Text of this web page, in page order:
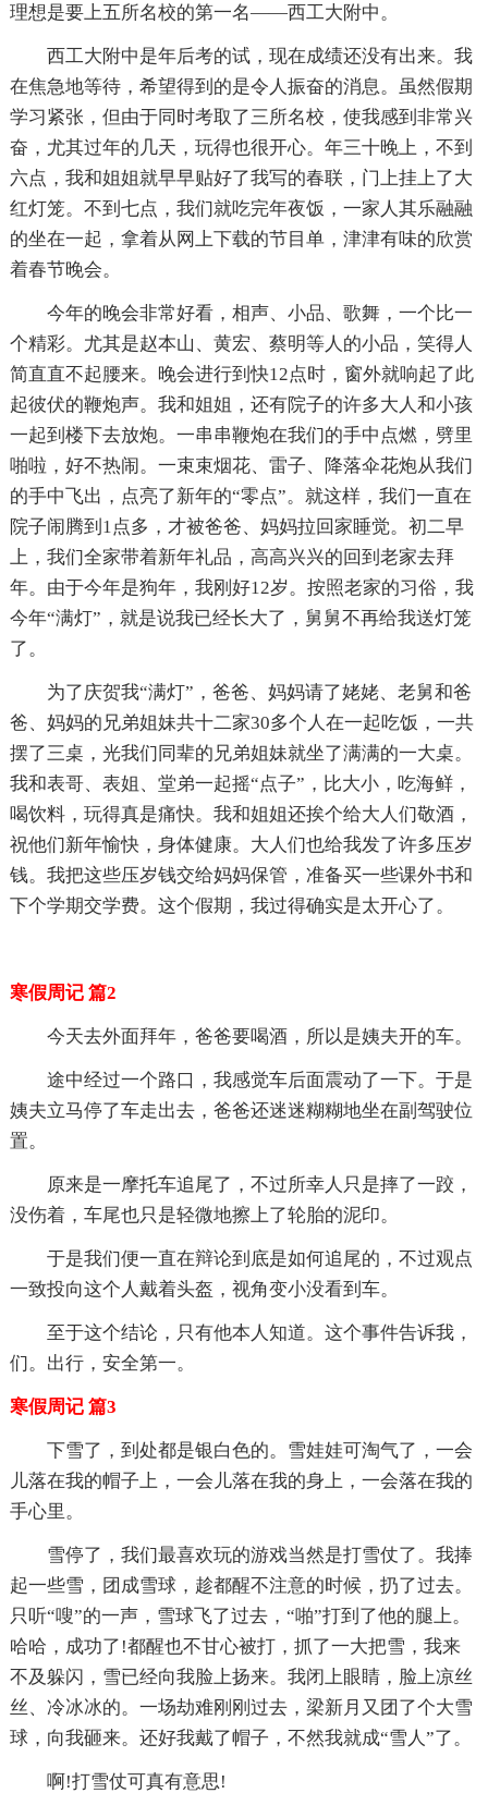
理想是要上五所名校的第一名——西工大附中。
西工大附中是年后考的试，现在成绩还没有出来。我
在焦急地等待，希望得到的是令人振奋的消息。虽然假期
学习紧张，但由于同时考取了三所名校，使我感到非常兴
奋，尤其过年的几天，玩得也很开心。年三十晚上，不到
六点，我和姐姐就早早贴好了我写的春联，门上挂上了大
红灯笼。不到七点，我们就吃完年夜饭，一家人其乐融融
的坐在一起，拿着从网上下载的节目单，津津有味的欣赏
着春节晚会。
今年的晚会非常好看，相声、小品、歌舞，一个比一
个精彩。尤其是赵本山、黄宏、蔡明等人的小品，笑得人
简直直不起腰来。晚会进行到快12点时，窗外就响起了此
起彼伏的鞭炮声。我和姐姐，还有院子的许多大人和小孩
一起到楼下去放炮。一串串鞭炮在我们的手中点燃，劈里
啪啦，好不热闹。一束束烟花、雷子、降落伞花炮从我们
的手中飞出，点亮了新年的“零点”。就这样，我们一直在
院子闹腾到1点多，才被爸爸、妈妈拉回家睡觉。初二早
上，我们全家带着新年礼品，高高兴兴的回到老家去拜
年。由于今年是狗年，我刚好12岁。按照老家的习俗，我
今年“满灯”，就是说我已经长大了，舅舅不再给我送灯笼
了。
为了庆贺我“满灯”，爸爸、妈妈请了姥姥、老舅和爸
爸、妈妈的兄弟姐妹共十二家30多个人在一起吃饭，一共
摆了三桌，光我们同辈的兄弟姐妹就坐了满满的一大桌。
我和表哥、表姐、堂弟一起摇“点子”，比大小，吃海鲜，
喝饮料，玩得真是痛快。我和姐姐还挨个给大人们敬酒，
祝他们新年愉快，身体健康。大人们也给我发了许多压岁
钱。我把这些压岁钱交给妈妈保管，准备买一些课外书和
下个学期交学费。这个假期，我过得确实是太开心了。
寒假周记 篇2
今天去外面拜年，爸爸要喝酒，所以是姨夫开的车。
途中经过一个路口，我感觉车后面震动了一下。于是
姨夫立马停了车走出去，爸爸还迷迷糊糊地坐在副驾驶位
置。
原来是一摩托车追尾了，不过所幸人只是摔了一跤，
没伤着，车尾也只是轻微地擦上了轮胎的泥印。
于是我们便一直在辩论到底是如何追尾的，不过观点
一致投向这个人戴着头盔，视角变小没看到车。
至于这个结论，只有他本人知道。这个事件告诉我，
们。出行，安全第一。
寒假周记 篇3
下雪了，到处都是银白色的。雪娃娃可淘气了，一会
儿落在我的帽子上，一会儿落在我的身上，一会落在我的
手心里。
雪停了，我们最喜欢玩的游戏当然是打雪仗了。我捧
起一些雪，团成雪球，趁都醒不注意的时候，扔了过去。
只听“嗖”的一声，雪球飞了过去，“啪”打到了他的腿上。
哈哈，成功了!都醒也不甘心被打，抓了一大把雪，我来
不及躲闪，雪已经向我脸上扬来。我闭上眼睛，脸上凉丝
丝、冷冰冰的。一场劫难刚刚过去，梁新月又团了个大雪
球，向我砸来。还好我戴了帽子，不然我就成“雪人”了。
啊!打雪仗可真有意思!